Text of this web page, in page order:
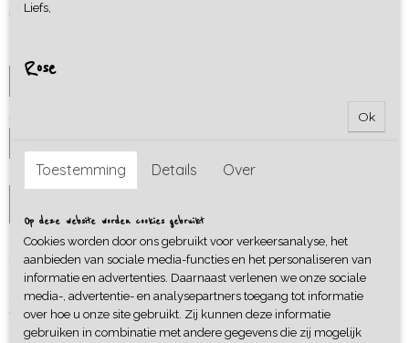
€ 19,95
Aantal
Omschrijving
Zwart broekje van een soepele french terry (iets dikker dan
tricot/jersey). Dit boekje valt aansluitend.
Liefs,
Rose
Ok
Toestemming Details Over
Op deze website worden cookies gebruikt
Cookies worden door ons gebruikt voor verkeersanalyse, het
aanbieden van sociale media-functies en het personaliseren van
informatie en advertenties. Daarnaast verlenen we onze sociale
media-, advertentie- en analysepartners toegang tot informatie
over hoe u onze site gebruikt. Zij kunnen deze informatie
gebruiken in combinatie met andere gegevens die zij mogelijk